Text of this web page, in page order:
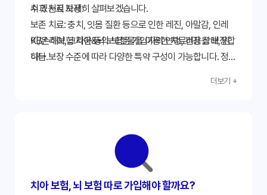
수 있는지 자세히 살펴보겠습니다.
치과 치료 보장:
보존 치료:충치, 잇몸 질환 등으로 인한 레진, 아말감, 인레
이/온레이, 크라운 등의 보철물을 이용한 치료비용을 보장합
니다.
발치에 대한 비용을 지원합니다.
잇몸 질환으로 인한 스케일링, 잇몸 수술 등
치주 관련 치료 비용을 보장합니다. (특약 가입 시)
뇌 질환 보장:
KB손해보험 치아&뇌 보험은 가입자의 연령, 건강 상태, 원
하는 보장 수준에 따라 다양한 특약 구성이 가능합니다. 정확
더보기 +
치아 보험, 뇌 보험 따로 가입해야 할까요?